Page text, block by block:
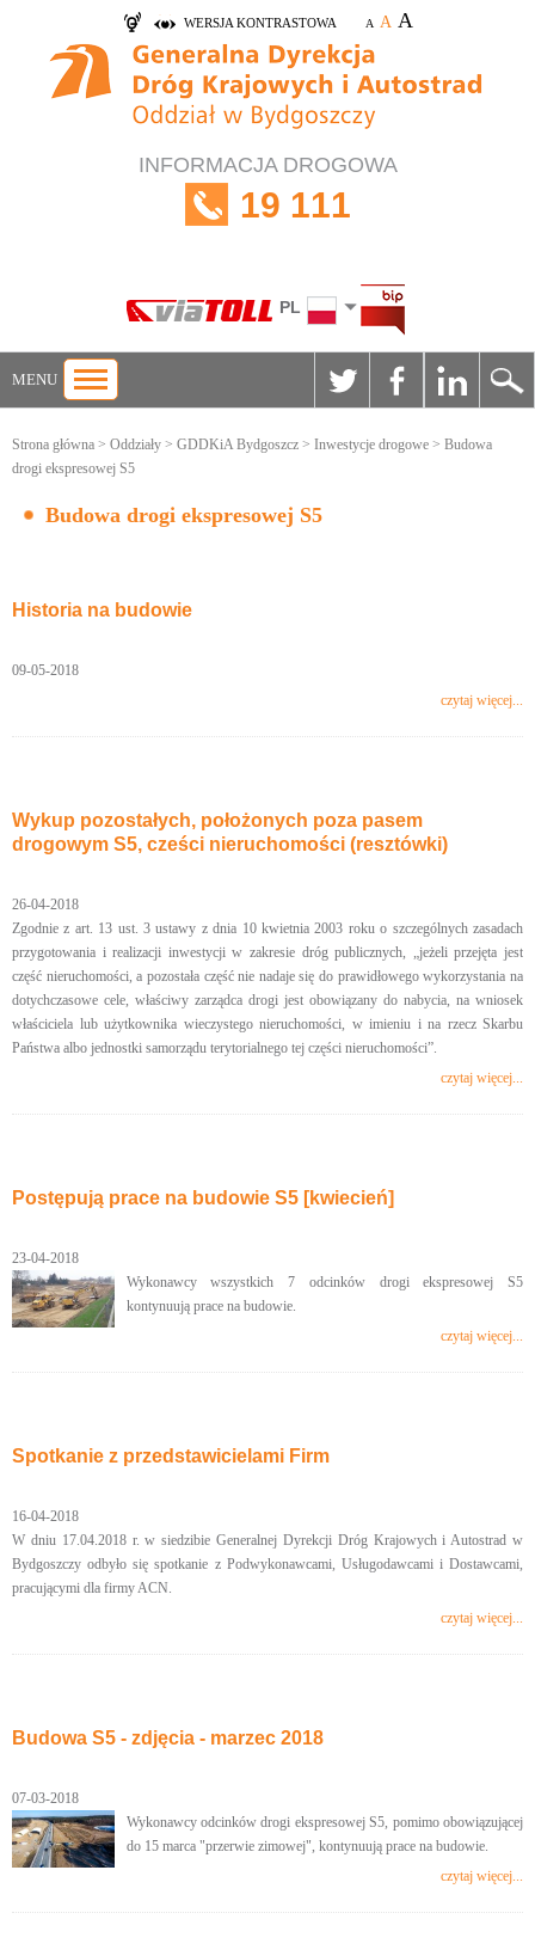
WERSJA KONTRASTOWA A A A
INFORMACJA DROGOWA
19 111
PL
MENU
Strona główna > Oddziały > GDDKiA Bydgoszcz > Inwestycje drogowe > Budowa
drogi ekspresowej S5
Budowa drogi ekspresowej S5
Historia na budowie
09-05-2018
czytaj więcej...
Wykup pozostałych, położonych poza pasem
drogowym S5, cześci nieruchomości (resztówki)
26-04-2018
Zgodnie z art. 13 ust. 3 ustawy z dnia 10 kwietnia 2003 roku o szczególnych zasadach
przygotowania i realizacji inwestycji w zakresie dróg publicznych, „jeżeli przejęta jest
część nieruchomości, a pozostała część nie nadaje się do prawidłowego wykorzystania na
dotychczasowe cele, właściwy zarządca drogi jest obowiązany do nabycia, na wniosek
właściciela lub użytkownika wieczystego nieruchomości, w imieniu i na rzecz Skarbu
Państwa albo jednostki samorządu terytorialnego tej części nieruchomości”.
czytaj więcej...
Postępują prace na budowie S5 [kwiecień]
23-04-2018
Wykonawcy wszystkich 7 odcinków drogi ekspresowej S5
kontynuują prace na budowie.
czytaj więcej...
Spotkanie z przedstawicielami Firm
16-04-2018
W dniu 17.04.2018 r. w siedzibie Generalnej Dyrekcji Dróg Krajowych i Autostrad w
Bydgoszczy odbyło się spotkanie z Podwykonawcami, Usługodawcami i Dostawcami,
pracującymi dla firmy ACN.
czytaj więcej...
Budowa S5 - zdjęcia - marzec 2018
07-03-2018
Wykonawcy odcinków drogi ekspresowej S5, pomimo obowiązującej
do 15 marca "przerwie zimowej", kontynuują prace na budowie.
czytaj więcej...